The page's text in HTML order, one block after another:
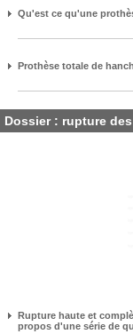
Qu'est ce qu'une
Prothèse totale de
Dossier : rupture
Rupture haute et
propos d'une série de